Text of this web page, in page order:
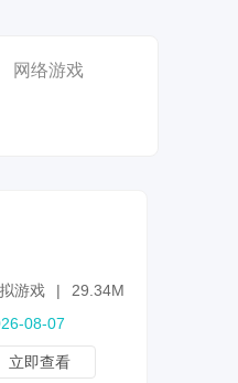
网络游戏
游戏 |
29.34MB
08-07
立即查看